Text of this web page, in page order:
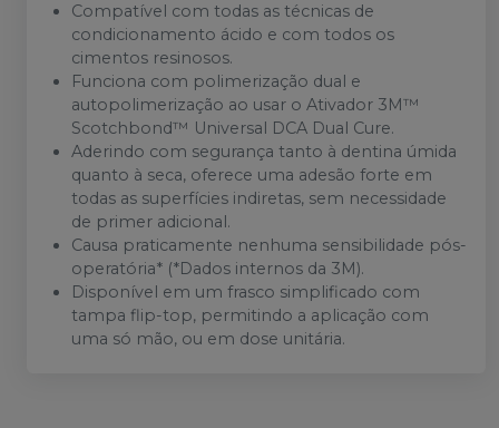
Compatível com todas as técnicas de
condicionamento ácido e com todos os
cimentos resinosos.
Funciona com polimerização dual e
autopolimerização ao usar o Ativador 3M™
Scotchbond™ Universal DCA Dual Cure.
Aderindo com segurança tanto à dentina úmida
quanto à seca, oferece uma adesão forte em
todas as superfícies indiretas, sem necessidade
de primer adicional.
Causa praticamente nenhuma sensibilidade pós-
operatória* (*Dados internos da 3M).
Disponível em um frasco simplificado com
tampa flip-top, permitindo a aplicação com
uma só mão, ou em dose unitária.